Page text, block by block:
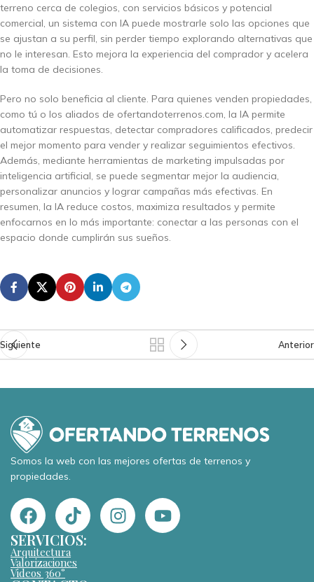
terreno cerca de colegios, con servicios básicos y potencial
comercial, un sistema con IA puede mostrarle solo las opciones que
se ajustan a su perfil, sin perder tiempo explorando alternativas que
no le interesan. Esto mejora la experiencia del comprador y acelera
la toma de decisiones.
Pero no solo beneficia al cliente. Para quienes venden propiedades,
como tú o los aliados de ofertandoterrenos.com, la IA permite
automatizar respuestas, detectar compradores calificados, predecir
el mejor momento para vender y realizar seguimientos efectivos.
Además, mediante herramientas de marketing impulsadas por
inteligencia artificial, se puede segmentar mejor la audiencia,
personalizar anuncios y lograr campañas más efectivas. En
resumen, la IA reduce costos, maximiza resultados y permite
enfocarnos en lo más importante: conectar a las personas con el
espacio donde cumplirán sus sueños.
Siguiente Anterior
Somos la web con las mejores ofertas de terrenos y
propiedades.
SERVICIOS:
Arquitectura
Valorizaciones
Videos 360°